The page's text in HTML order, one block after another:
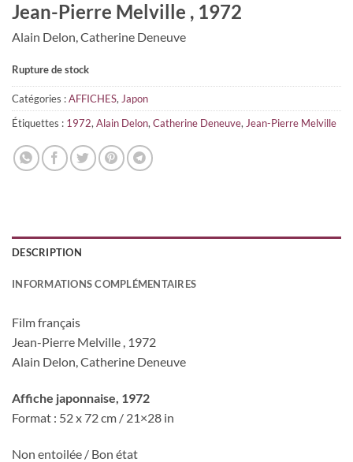
Jean-Pierre Melville , 1972
Alain Delon, Catherine Deneuve
Rupture de stock
Catégories :AFFICHES, Japon
Étiquettes : 1972, Alain Delon, Catherine Deneuve, Jean-Pierre Melville
DESCRIPTION
INFORMATIONS COMPLÉMENTAIRES
Film français
Jean-Pierre Melville , 1972
Alain Delon, Catherine Deneuve
Affiche japonnaise , 1972
Format : 52 x 72 cm / 21×28 in
Non entoilée / Bon état